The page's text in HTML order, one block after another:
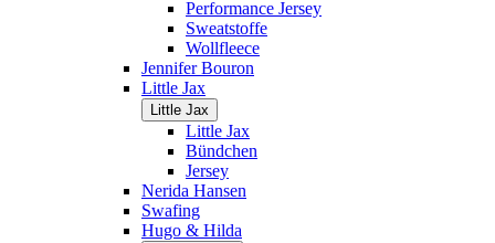
Performance Jersey
Sweatstoffe
Wollfleece
Jennifer Bouron
Little Jax
Little Jax
Little Jax
Bündchen
Jersey
Nerida Hansen
Swafing
Hugo & Hilda